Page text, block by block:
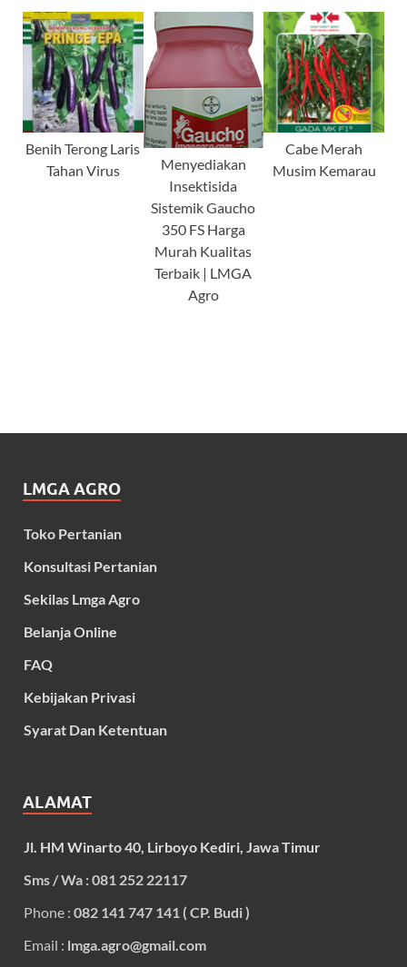
Benih Terong Laris
Tahan Virus
Menyediakan
Insektisida
Sistemik Gaucho
350 FS Harga
Murah Kualitas
Terbaik | LMGA
Agro
Cabe Merah
Musim Kemarau
LMGA AGRO
Toko Pertanian
Konsultasi Pertanian
Sekilas Lmga Agro
Belanja Online
FAQ
Kebijakan Privasi
Syarat Dan Ketentuan
ALAMAT
Jl. HM Winarto 40, Lirboyo Kediri, Jawa Timur
Sms / Wa : 081 252 22117
Phone : 082 141 747 141 ( CP. Budi )
Email : lmga.agro@gmail.com